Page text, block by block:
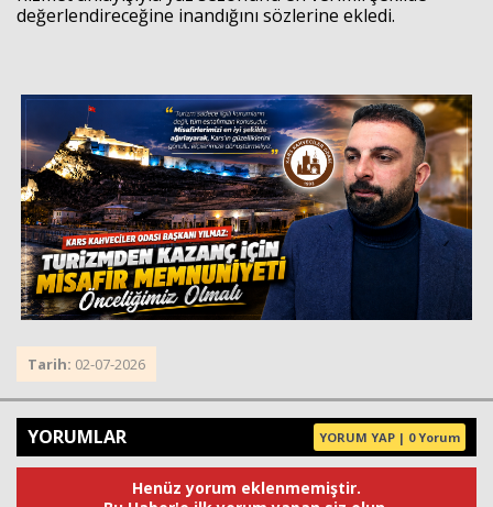
değerlendireceğine inandığını sözlerine ekledi.
Tarih: 02-07-2026
YORUMLAR YORUM YAP | 0 Yorum
Henüz yorum eklenmemiştir.